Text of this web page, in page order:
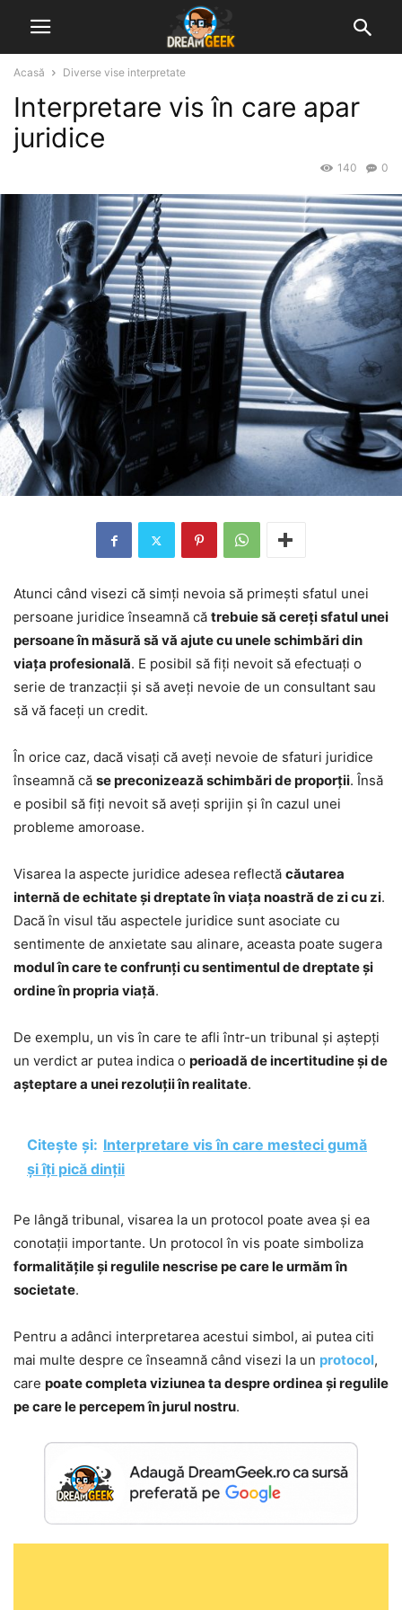
Acasă Diverse vise interpretate
Interpretare vis în care apar
juridice
0
140
Atunci când visezi că simți nevoia să primești sfatul unei
persoane juridice înseamnă că trebuie să cereți sfatul unei
persoane în măsură să vă ajute cu unele schimbări din
viața profesională. E posibil să fiți nevoit să efectuați o
serie de tranzacții și să aveți nevoie de un consultant sau
să vă faceți un credit.
În orice caz, dacă visați că aveți nevoie de sfaturi juridice
înseamnă că se preconizează schimbări de proporții. Însă
e posibil să fiți nevoit să aveți sprijin și în cazul unei
probleme amoroase.
Visarea la aspecte juridice adesea reflectă căutarea
internă de echitate și dreptate în viața noastră de zi cu zi.
Dacă în visul tău aspectele juridice sunt asociate cu
sentimente de anxietate sau alinare, aceasta poate sugera
modul în care te confrunți cu sentimentul de dreptate și
ordine în propria viață.
De exemplu, un vis în care te afli într-un tribunal și aștepți
un verdict ar putea indica o perioadă de incertitudine și de
așteptare a unei rezoluții în realitate.
Citește și: Interpretare vis în care mesteci gumă
și îți pică dinții
Pe lângă tribunal, visarea la un protocol poate avea și ea
conotații importante. Un protocol în vis poate simboliza
formalitățile și regulile nescrise pe care le urmăm în
societate.
Pentru a adânci interpretarea acestui simbol, ai putea citi
mai multe despre ce înseamnă când visezi la un protocol,
care poate completa viziunea ta despre ordinea și regulile
pe care le percepem în jurul nostru.